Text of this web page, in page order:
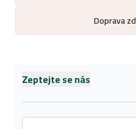
Doprava
Zeptejte se nás